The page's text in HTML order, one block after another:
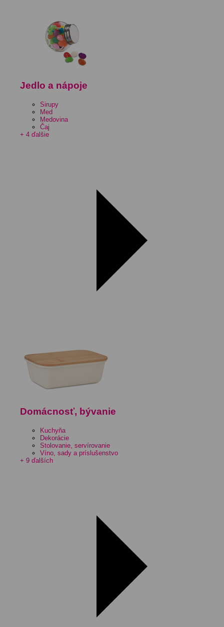
Jedlo a nápoje
Sirupy
Med
Medovina
Čaj
+ 4 ďalšie
Domácnosť, bývanie
Kuchyňa
Dekorácie
Stolovanie, servírovanie
Víno, sady a príslušenstvo
+ 9 ďalších